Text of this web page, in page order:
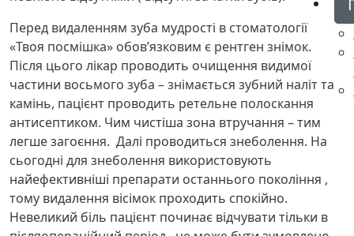
Перед видаленням зуба мудрості в стоматології
«Твоя посмішка» обов’язковим є рентген знімок.
Після цього лікар проводить очищення видимої
частини восьмого зуба – знімається зубний наліт та
камінь, пацієнт проводить ретельне полоскання
антисептиком. Чим чистіша зона втручання – тим
легше загоєння. Далі проводиться знеболення. На
сьогодні для знеболення використовують
найефективніші препарати останнього покоління ,
тому видалення вісімок проходить спокійно.
Невеликий біль пацієнт починає відчувати тільки в